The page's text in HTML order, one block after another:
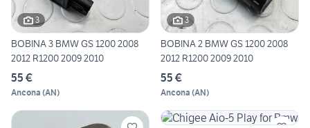
3
BOBINA 3 BMW GS 1200 2008
2012 R1200 2009 2010
55 €
Ancona (AN)
3
BOBINA 2 BMW GS 1200 2008
2012 R1200 2009 2010
55 €
Ancona (AN)